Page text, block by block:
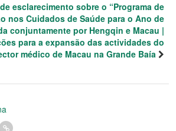
esclarecimento sobre o “Programa de
nos Cuidados de Saúde para o Ano de
conjuntamente por Hengqin e Macau |
para a expansão das actividades do
médico de Macau na Grande Baía